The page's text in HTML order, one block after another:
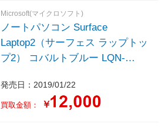
ル］
Microsoft(マイクロソフト)
ノートパソコン Surface
Laptop2（サーフェス ラップトッ
プ2） コバルトブルー LQN-
Home /intel Core i5 /Office
HomeandBusiness /メモリ：8GB
発売日：2019/01/22
買取金額： ￥